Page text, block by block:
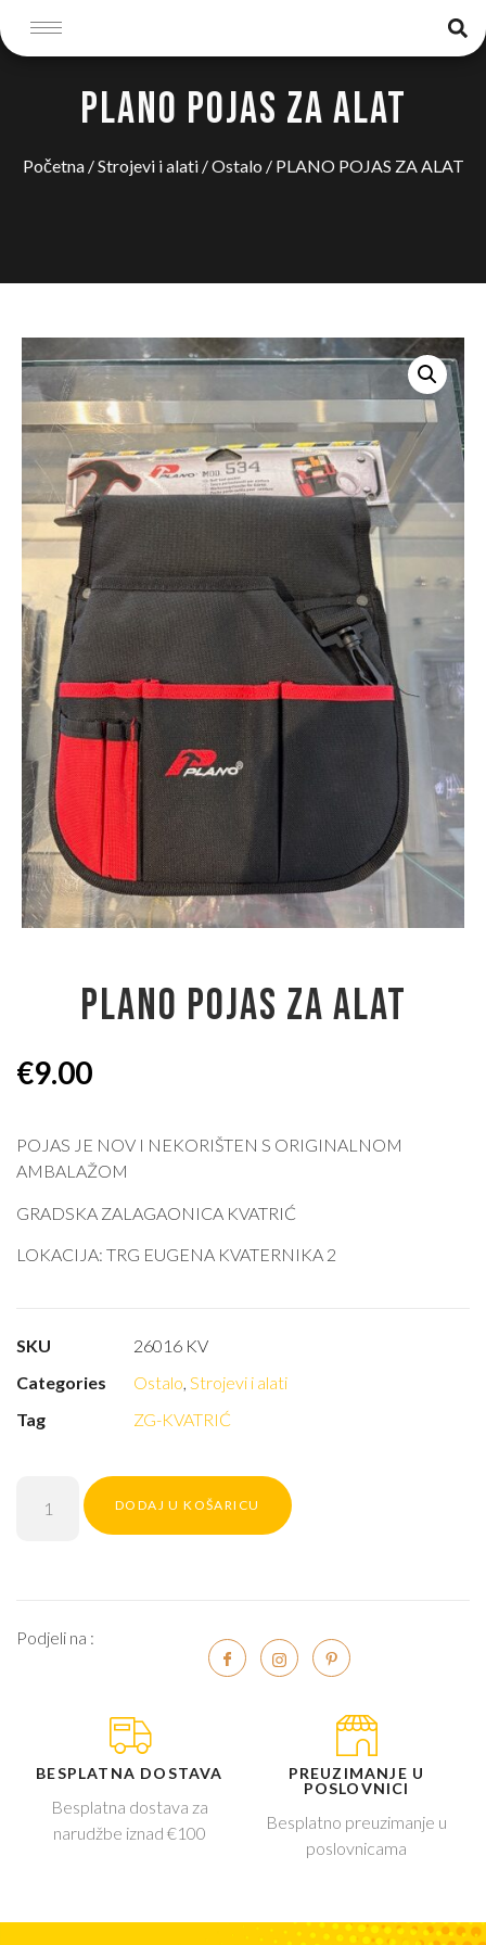
PLANO POJAS ZA ALAT
Početna/Strojevi i alati/Ostalo / PLANO POJAS ZA ALAT
PLANO POJAS ZA ALAT
€9.00
POJAS JE NOV I NEKORIŠTEN S ORIGINALNOM
AMBALAŽOM
GRADSKA ZALAGAONICA KVATRIĆ
LOKACIJA: TRG EUGENA KVATERNIKA 2
SKU
26016 KV
Categories
Ostalo Strojevi i alati
Tag
ZG-KVATRIĆ
DODAJ U KOŠARICU
Podjeli na :
BESPLATNA DOSTAVA
Besplatna dostava za
narudžbe iznad €100
PREUZIMANJE U
POSLOVNICI
Besplatno preuzimanje u
poslovnicama